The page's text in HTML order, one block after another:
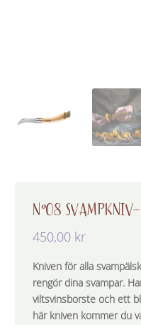
N°08
450,00 kr
Kniven för alla
rengör dina svampar.
viltsvinsborste och ett
här kniven kommer du